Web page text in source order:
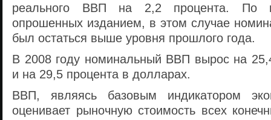
реального ВВП на 2,2 процента. По
опрошенных изданием, в этом случае
был остаться выше уровня прошлого года.
В 2008 году номинальный ВВП вырос на
и на 29,5 процента в долларах.
ВВП, являясь базовым индикатором
оценивает рыночную стоимость всех